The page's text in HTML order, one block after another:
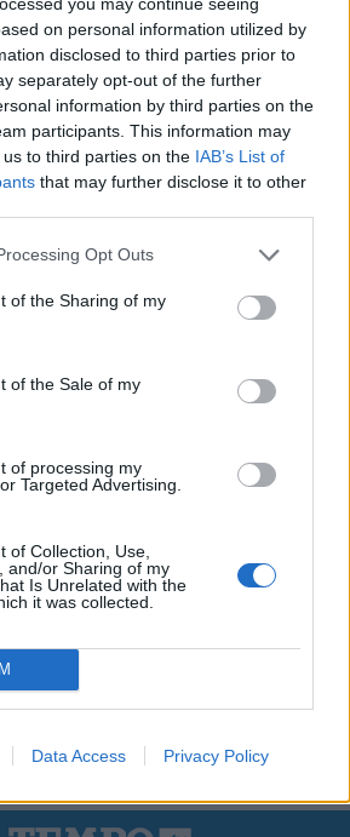
on personal information utilized by
disclosed to third parties prior to
separately opt-out of the further
information by third parties on the
participants. This information may
to third parties on the IAB’s List of
that may further disclose it to other
Opt Outs
of the Sharing of my
of the Sale of my
of processing my
Targeted Advertising.
of Collection, Use,
and/or Sharing of my
Is Unrelated with the
it was collected.
Data Access Privacy Policy